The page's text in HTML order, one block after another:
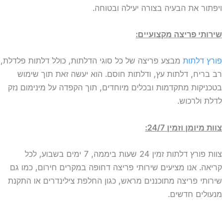
ויפתור את הבעיה בצורה יעילה ובטוחה.
שירותי פריצה מקצועיים:
פורץ דלתות מבצע פריצה של כל סוגי הדלתות, כולל דלתות פלדלת,
רב בריח, דלתות עץ, ודלתות חוסם. הוא יעשה זאת תוך שימוש
בטכניקות מתקדמות ובכלים מיוחדים, תוך הקפדה על מינימום נזק
לדלת ולרכוש.
צוות מיומן וזמין 24/7:
צוות פורץ דלתות זמין 24 שעות ביממה, 7 ימים בשבוע, לכל
קריאה. אנו מציעים שירותי פריצה דחופה במקרים חירום, כמו גם
שירותי פריצה מתוכננים מראש, כגון החלפת צילינדרים או התקנת
מנעולים חדשים.